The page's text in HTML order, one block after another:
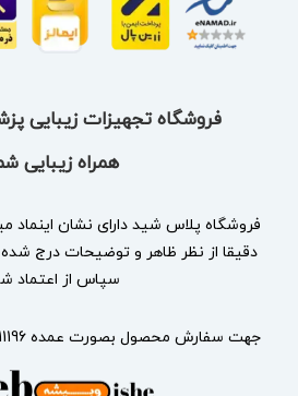
فروشگاه تجهیزات زیبایی
همراه زیبایی
فروشگاه پلاس شید دارای نشان اینماد
دقیقا از نظر ظاهر و توضیحات درج
سپاس از اعتماد
جهت سفارش محصول بصورت عمده 09918011196 تماس بگیرید